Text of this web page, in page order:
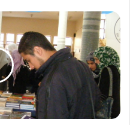
قصور
الثقافة
تشارك
بـ
١٠٠
إصدار
في
معرض
الكتاب